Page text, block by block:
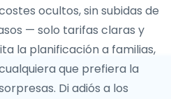
ocultos, sin subidas de
— solo tarifas claras y
la planificación a familias,
que prefiera la
Di adiós a los